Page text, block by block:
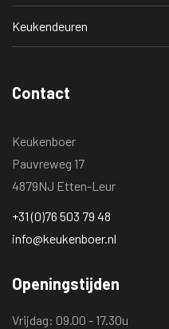
Keukendeuren
Contact
Keukenboer
Pauvreweg 17
4879NJ Etten-Leur
+31 (0)76 503 79 48
info@keukenboer.nl
Openingstijden
Vrijdag: 09.00 - 17.30u